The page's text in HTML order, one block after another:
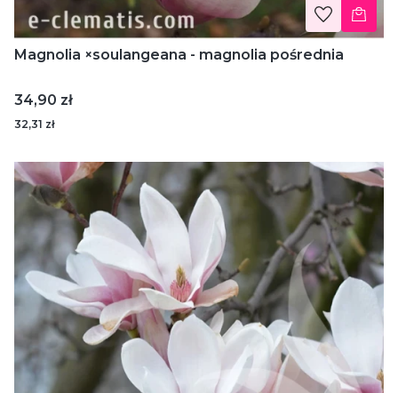
Magnolia ×soulangeana - magnolia pośrednia
Cena
34,90 zł
32,31 zł